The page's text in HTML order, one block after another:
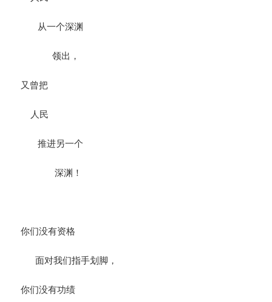
从一个深渊
领出，
又曾把
人民
推进另一个
深渊！
你们没有资格
面对我们指手划脚，
你们没有功绩